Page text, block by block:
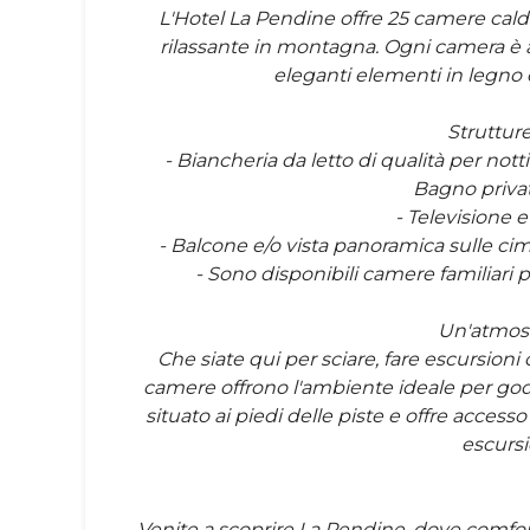
L'Hotel La Pendine offre 25 camere
rilassante in montagna. Ogni camera
eleganti elementi in legno
- Biancheria da letto di qualità per
Bagno
- Televisione
- Balcone e/o vista panoramica sulle
- Sono disponibili camere familiari
Che siate qui per sciare, fare
camere offrono l'ambiente ideale per
situato ai piedi delle piste e offre